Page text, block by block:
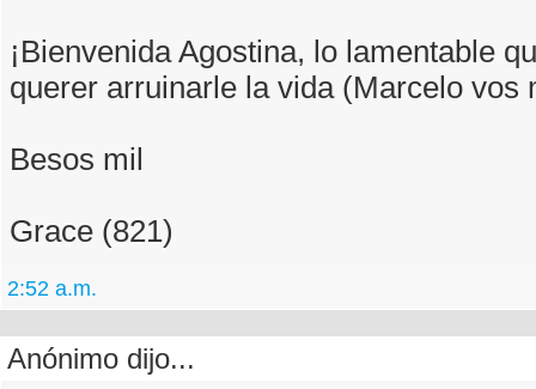
¡Bienvenida Agostina, lo lamentable
querer arruinarle la vida (Marcelo vos
Besos mil
Grace (821)
2:52 a.m.
Anónimo dijo...